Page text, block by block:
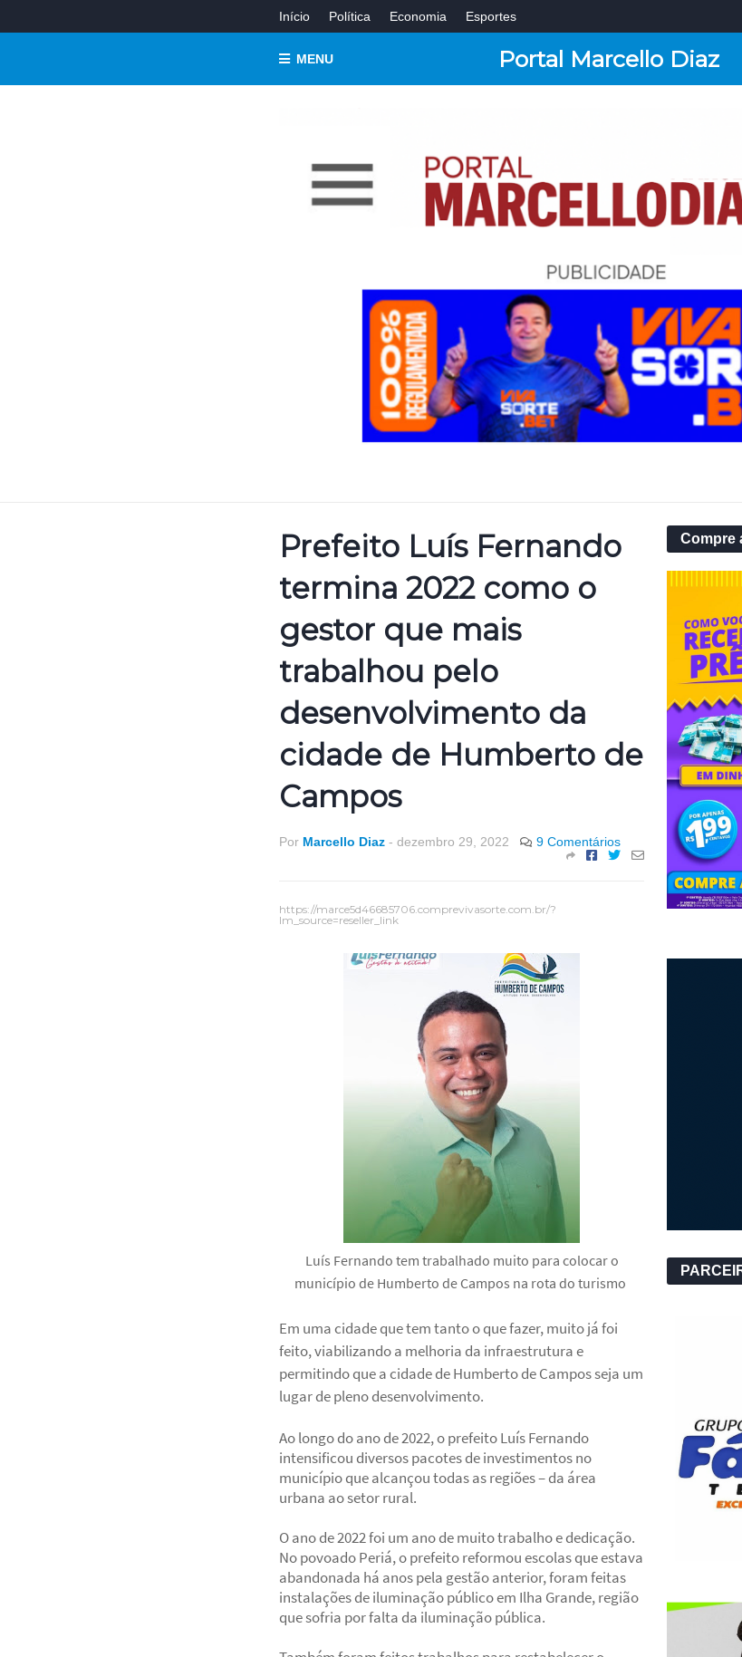
Início Política Economia Esportes
MENU Portal Marcello Diaz
Prefeito Luís Fernando
termina 2022 como o
gestor que mais
trabalhou pelo
desenvolvimento da
cidade de Humberto de
Campos
Por Marcello Diaz - dezembro 29, 2022 9 Comentários
https://marce5d46685706.comprevivasorte.com.br/?
lm_source=reseller_link
Luís Fernando tem trabalhado muito para colocar o
município de Humberto de Campos na rota do turismo
Em uma cidade que tem tanto o que fazer, muito já foi
feito, viabilizando a melhoria da infraestrutura e
permitindo que a cidade de Humberto de Campos seja um
lugar de pleno desenvolvimento.
Ao longo do ano de 2022, o prefeito Luís Fernando
intensificou diversos pacotes de investimentos no
município que alcançou todas as regiões – da área
urbana ao setor rural.
O ano de 2022 foi um ano de muito trabalho e dedicação.
No povoado Periá, o prefeito reformou escolas que estava
abandonada há anos pela gestão anterior, foram feitas
instalações de iluminação público em Ilha Grande, região
que sofria por falta da iluminação pública.
Compre